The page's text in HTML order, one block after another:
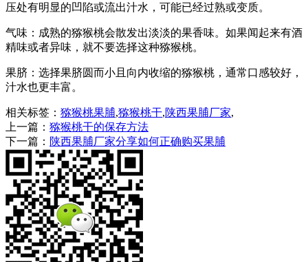
压处有明显的凹陷或流出汁水，可能已经过熟或变质‌。
‌气味‌：成熟的猕猴桃会散发出淡淡的果香味。如果闻起来有酒
精味或者异味，就不要选择这种猕猴桃‌。
‌果脐‌：选择果脐圆而小且向内收缩的猕猴桃，通常口感较好，
汁水也更丰富‌。
相关标签： 猕猴桃果脯,猕猴桃干,陕西果脯厂家,
上一篇： 猕猴桃干的保存方法
下一篇： 陕西果脯厂家分享如何正确购买果脯